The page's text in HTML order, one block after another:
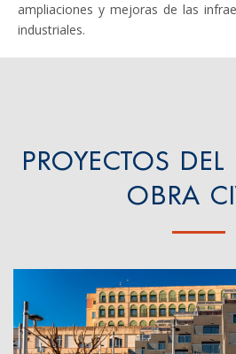
ampliaciones y mejoras de las
industriales.
PROYECTOS DEL
OBRA